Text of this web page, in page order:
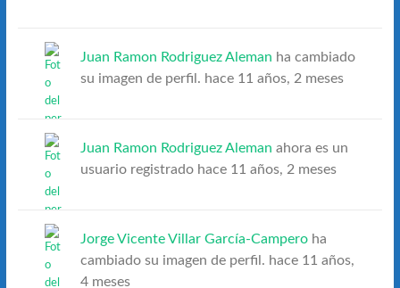
Juan Ramon Rodriguez Aleman ha cambiado
su imagen de perfil. hace 11 años, 2 meses
Juan Ramon Rodriguez Aleman ahora es un
usuario registrado hace 11 años, 2 meses
Jorge Vicente Villar García-Camperoha
cambiado su imagen de perfil. hace 11 años,
4 meses